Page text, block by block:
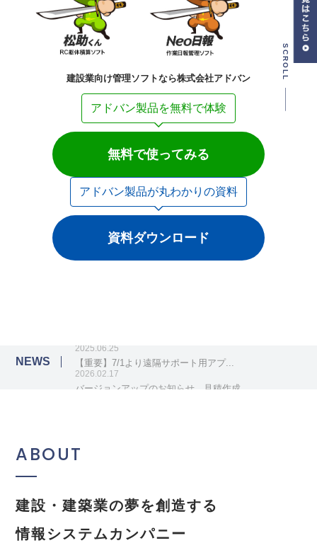
SCROLL
建設業向け管理ソフトなら株式会社アドバン
アドバン製品を無料で体験
無料で使ってみる
アドバン製品が丸わかりの資料
資料ダウンロード
NEWS 2026.02.17
バージョンアップのお知らせ 見積作成...
ABOUT
建設・建築業の夢を創造する
情報システムカンパニー